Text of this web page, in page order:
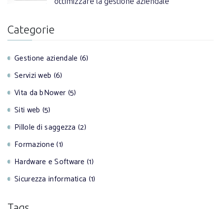
Categorie
Gestione aziendale (6)
Servizi web (6)
Vita da bNower (5)
Siti web (5)
Pillole di saggezza (2)
Formazione (1)
Hardware e Software (1)
Sicurezza informatica (1)